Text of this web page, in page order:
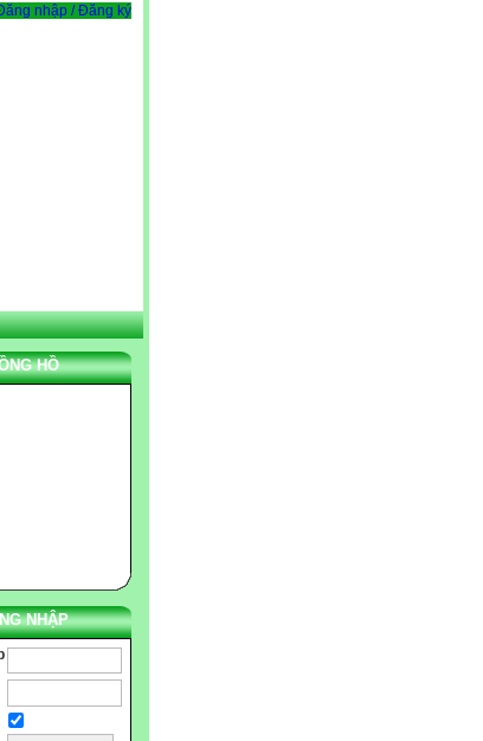
nhập / Đăng ký
HỒ
NHẬP